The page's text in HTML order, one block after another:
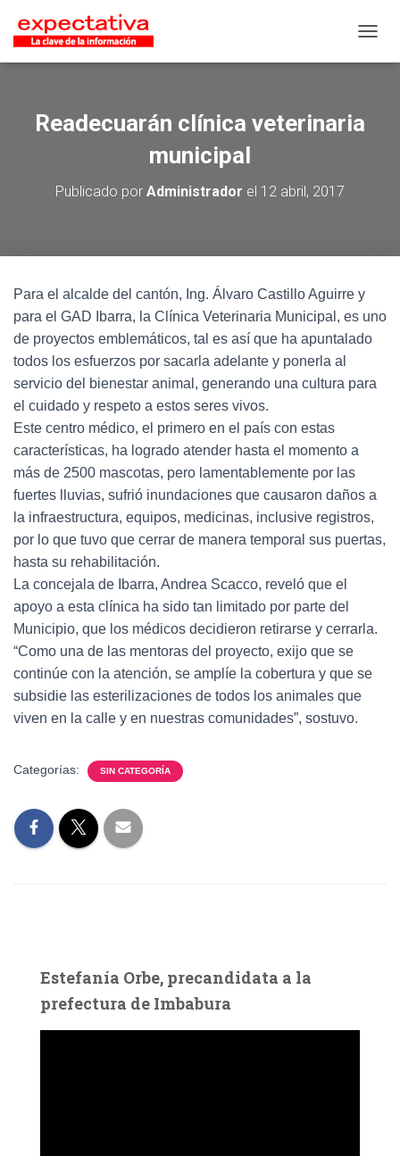
Readecuarán clínica veterinaria
municipal
Publicado por Administrador el 12 abril, 2017
Para el alcalde del cantón, Ing. Álvaro Castillo Aguirre y
para el GAD Ibarra, la Clínica Veterinaria Municipal, es uno
de proyectos emblemáticos, tal es así que ha apuntalado
todos los esfuerzos por sacarla adelante y ponerla al
servicio del bienestar animal, generando una cultura para
el cuidado y respeto a estos seres vivos.
Este centro médico, el primero en el país con estas
características, ha logrado atender hasta el momento a
más de 2500 mascotas, pero lamentablemente por las
fuertes lluvias, sufrió inundaciones que causaron daños a
la infraestructura, equipos, medicinas, inclusive registros,
por lo que tuvo que cerrar de manera temporal sus puertas,
hasta su rehabilitación.
La concejala de Ibarra, Andrea Scacco, reveló que el
apoyo a esta clínica ha sido tan limitado por parte del
Municipio, que los médicos decidieron retirarse y cerrarla.
“Como una de las mentoras del proyecto, exijo que se
continúe con la atención, se amplíe la cobertura y que se
subsidie las esterilizaciones de todos los animales que
viven en la calle y en nuestras comunidades”, sostuvo.
Categorías: SIN CATEGORÍA
Estefanía Orbe, precandidata a la
prefectura de Imbabura